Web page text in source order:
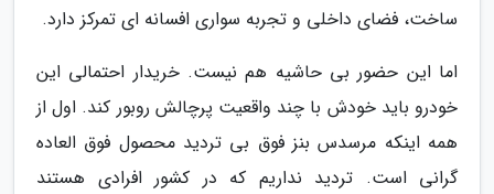
ساخت، فضای داخلی و تجربه سواری افسانه ای تمرکز دارد.
اما این حضور بی حاشیه هم نیست. خریدار احتمالی این
خودرو باید خودش با چند واقعیت پرچالش روبور کند. اول از
همه اینکه مرسدس بنز فوق بی تردید محصول فوق العاده
گرانی است. تردید نداریم که در کشور افرادی هستند